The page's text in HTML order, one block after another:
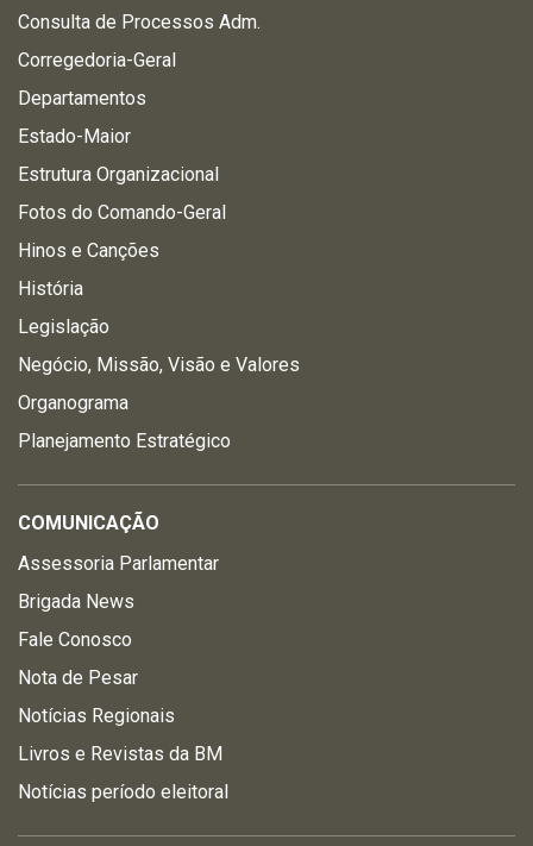
Consulta de Processos Adm.
Corregedoria-Geral
Departamentos
Estado-Maior
Estrutura Organizacional
Fotos do Comando-Geral
Hinos e Canções
História
Legislação
Negócio, Missão, Visão e Valores
Organograma
Planejamento Estratégico
COMUNICAÇÃO
Assessoria Parlamentar
Brigada News
Fale Conosco
Nota de Pesar
Notícias Regionais
Livros e Revistas da BM
Notícias período eleitoral